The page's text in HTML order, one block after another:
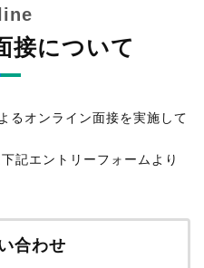
接について
るオンライン面接を実施して
記エントリーフォームより
合わせ